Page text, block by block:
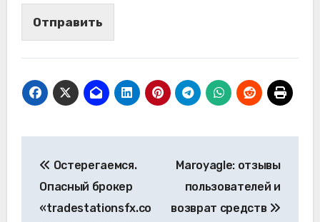
Отправить
по
записям
Остерегаемся.
Опасный брокер
«tradestationsfx.co
Maroyagle: отзывы
пользователей и
возврат средств